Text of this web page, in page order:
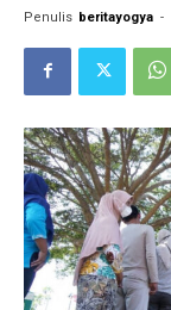
Penulis beritayogya -